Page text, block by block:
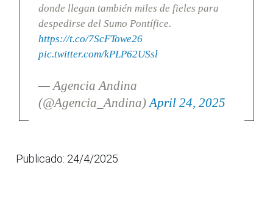
donde llegan también miles de fieles para
despedirse del Sumo Pontífice.
https://t.co/7ScFTowe26
pic.twitter.com/kPLP62USsl
— Agencia Andina
(@Agencia_Andina)April 24, 2025
Publicado: 24/4/2025